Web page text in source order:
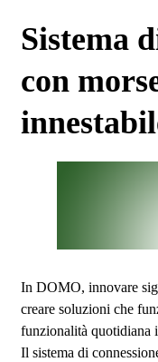
Sistema
con
In DOMO, innovare
creare soluzioni che
funzionalità quotidiana
Il sistema di